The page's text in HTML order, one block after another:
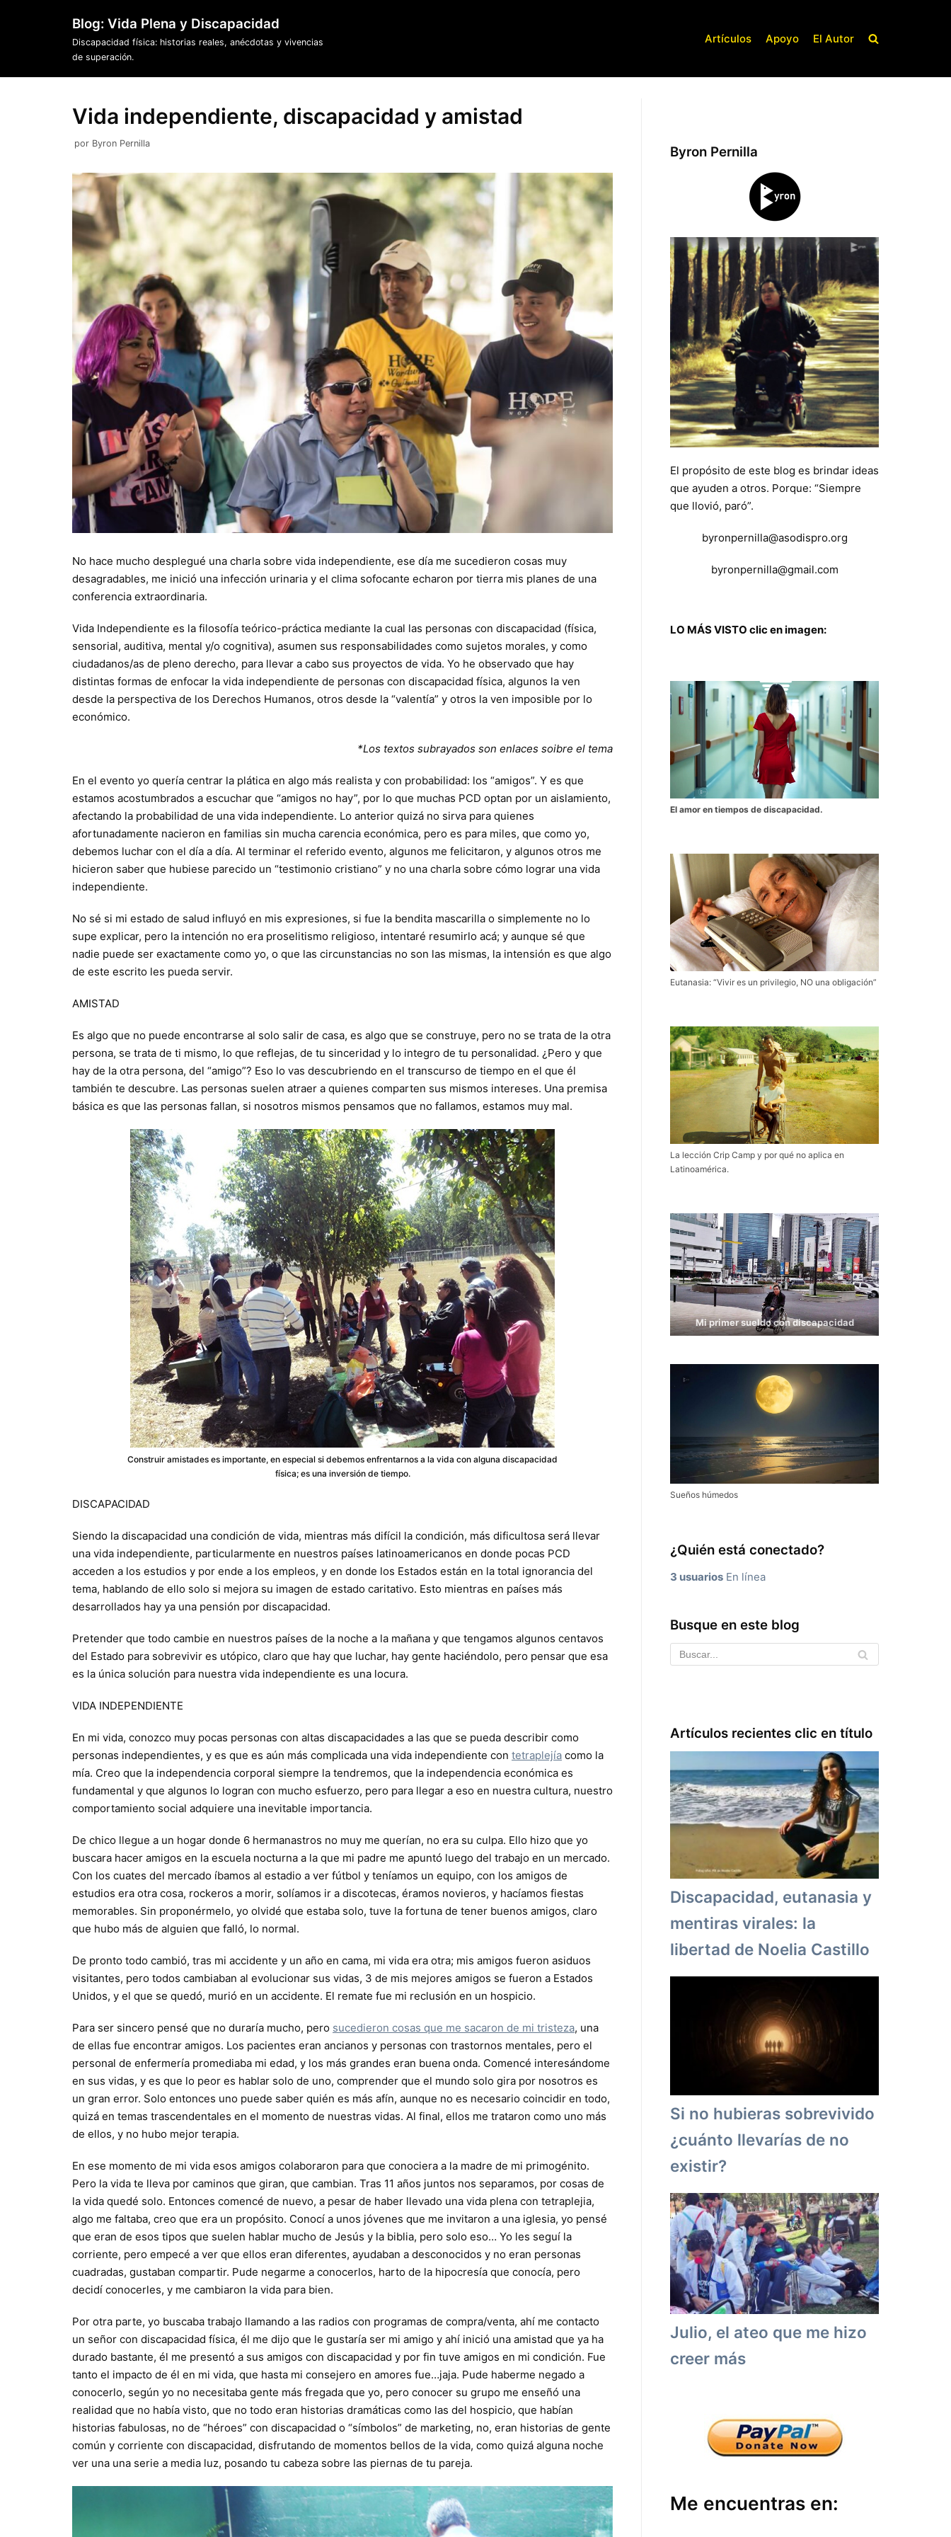
Blog: Vida Plena y Discapacidad
Discapacidad física: historias reales, anécdotas y vivencias
de superación.
Artículos Apoyo El Autor
Vida independiente, discapacidad y amistad
por Byron Pernilla
No hace mucho desplegué una charla sobre vida independiente, ese día me sucedieron cosas muy
desagradables, me inició una infección urinaria y el clima sofocante echaron por tierra mis planes de una
conferencia extraordinaria.
Vida Independiente es la filosofía teórico-práctica mediante la cual las personas con discapacidad (física,
sensorial, auditiva, mental y/o cognitiva), asumen sus responsabilidades como sujetos morales, y como
ciudadanos/as de pleno derecho, para llevar a cabo sus proyectos de vida. Yo he observado que hay
distintas formas de enfocar la vida independiente de personas con discapacidad física, algunos la ven
desde la perspectiva de los Derechos Humanos, otros desde la “valentía” y otros la ven imposible por lo
económico.
*Los textos subrayados son enlaces soibre el tema
En el evento yo quería centrar la plática en algo más realista y con probabilidad: los “amigos”. Y es que
estamos acostumbrados a escuchar que “amigos no hay”, por lo que muchas PCD optan por un aislamiento,
afectando la probabilidad de una vida independiente. Lo anterior quizá no sirva para quienes
afortunadamente nacieron en familias sin mucha carencia económica, pero es para miles, que como yo,
debemos luchar con el día a día. Al terminar el referido evento, algunos me felicitaron, y algunos otros me
hicieron saber que hubiese parecido un “testimonio cristiano” y no una charla sobre cómo lograr una vida
independiente.
No sé si mi estado de salud influyó en mis expresiones, si fue la bendita mascarilla o simplemente no lo
supe explicar, pero la intención no era proselitismo religioso, intentaré resumirlo acá; y aunque sé que
nadie puede ser exactamente como yo, o que las circunstancias no son las mismas, la intensión es que algo
de este escrito les pueda servir.
AMISTAD
Es algo que no puede encontrarse al solo salir de casa, es algo que se construye, pero no se trata de la otra
persona, se trata de ti mismo, lo que reflejas, de tu sinceridad y lo integro de tu personalidad. ¿Pero y que
hay de la otra persona, del “amigo”? Eso lo vas descubriendo en el transcurso de tiempo en el que él
también te descubre. Las personas suelen atraer a quienes comparten sus mismos intereses. Una premisa
básica es que las personas fallan, si nosotros mismos pensamos que no fallamos, estamos muy mal.
Construir amistades es importante, en especial si debemos enfrentarnos a la vida con alguna discapacidad
física; es una inversión de tiempo.
DISCAPACIDAD
Siendo la discapacidad una condición de vida, mientras más difícil la condición, más dificultosa será llevar
una vida independiente, particularmente en nuestros países latinoamericanos en donde pocas PCD
acceden a los estudios y por ende a los empleos, y en donde los Estados están en la total ignorancia del
tema, hablando de ello solo si mejora su imagen de estado caritativo. Esto mientras en países más
desarrollados hay ya una pensión por discapacidad.
Pretender que todo cambie en nuestros países de la noche a la mañana y que tengamos algunos centavos
del Estado para sobrevivir es utópico, claro que hay que luchar, hay gente haciéndolo, pero pensar que esa
es la única solución para nuestra vida independiente es una locura.
VIDA INDEPENDIENTE
En mi vida, conozco muy pocas personas con altas discapacidades a las que se pueda describir como
personas independientes, y es que es aún más complicada una vida independiente con tetraplejía como la
mía. Creo que la independencia corporal siempre la tendremos, que la independencia económica es
fundamental y que algunos lo logran con mucho esfuerzo, pero para llegar a eso en nuestra cultura, nuestro
comportamiento social adquiere una inevitable importancia.
De chico llegue a un hogar donde 6 hermanastros no muy me querían, no era su culpa. Ello hizo que yo
buscara hacer amigos en la escuela nocturna a la que mi padre me apuntó luego del trabajo en un mercado.
Con los cuates del mercado íbamos al estadio a ver fútbol y teníamos un equipo, con los amigos de
estudios era otra cosa, rockeros a morir, solíamos ir a discotecas, éramos novieros, y hacíamos fiestas
memorables. Sin proponérmelo, yo olvidé que estaba solo, tuve la fortuna de tener buenos amigos, claro
que hubo más de alguien que falló, lo normal.
De pronto todo cambió, tras mi accidente y un año en cama, mi vida era otra; mis amigos fueron asiduos
visitantes, pero todos cambiaban al evolucionar sus vidas, 3 de mis mejores amigos se fueron a Estados
Unidos, y el que se quedó, murió en un accidente. El remate fue mi reclusión en un hospicio.
Para ser sincero pensé que no duraría mucho, pero sucedieron cosas que me sacaron de mi tristeza, una
de ellas fue encontrar amigos. Los pacientes eran ancianos y personas con trastornos mentales, pero el
personal de enfermería promediaba mi edad, y los más grandes eran buena onda. Comencé interesándome
en sus vidas, y es que lo peor es hablar solo de uno, comprender que el mundo solo gira por nosotros es
un gran error. Solo entonces uno puede saber quién es más afín, aunque no es necesario coincidir en todo,
quizá en temas trascendentales en el momento de nuestras vidas. Al final, ellos me trataron como uno más
de ellos, y no hubo mejor terapia.
En ese momento de mi vida esos amigos colaboraron para que conociera a la madre de mi primogénito.
Pero la vida te lleva por caminos que giran, que cambian. Tras 11 años juntos nos separamos, por cosas de
la vida quedé solo. Entonces comencé de nuevo, a pesar de haber llevado una vida plena con tetraplejia,
algo me faltaba, creo que era un propósito. Conocí a unos jóvenes que me invitaron a una iglesia, yo pensé
que eran de esos tipos que suelen hablar mucho de Jesús y la biblia, pero solo eso… Yo les seguí la
corriente, pero empecé a ver que ellos eran diferentes, ayudaban a desconocidos y no eran personas
cuadradas, gustaban compartir. Pude negarme a conocerlos, harto de la hipocresía que conocía, pero
decidí conocerles, y me cambiaron la vida para bien.
Por otra parte, yo buscaba trabajo llamando a las radios con programas de compra/venta, ahí me contacto
un señor con discapacidad física, él me dijo que le gustaría ser mi amigo y ahí inició una amistad que ya ha
durado bastante, él me presentó a sus amigos con discapacidad y por fin tuve amigos en mi condición. Fue
tanto el impacto de él en mi vida, que hasta mi consejero en amores fue…jaja. Pude haberme negado a
conocerlo, según yo no necesitaba gente más fregada que yo, pero conocer su grupo me enseñó una
realidad que no había visto, que no todo eran historias dramáticas como las del hospicio, que habían
historias fabulosas, no de “héroes” con discapacidad o “símbolos” de marketing, no, eran historias de gente
común y corriente con discapacidad, disfrutando de momentos bellos de la vida, como quizá alguna noche
ver una una serie a media luz, posando tu cabeza sobre las piernas de tu pareja.
Byron Pernilla
El propósito de este blog es brindar ideas
que ayuden a otros. Porque: “Siempre
que llovió, paró”.
byronpernilla@asodispro.org
byronpernilla@gmail.com
LO MÁS VISTO clic en imagen:
El amor en tiempos de discapacidad.
Eutanasia: “Vivir es un privilegio, NO una obligación”
La lección Crip Camp y por qué no aplica en
Latinoamérica.
Mi primer sueldo con discapacidad
Sueños húmedos
¿Quién está conectado?
3 usuarios En línea
Busque en este blog
Artículos recientes clic en título
Discapacidad, eutanasia y
mentiras virales: la
libertad de Noelia Castillo
Si no hubieras sobrevivido
¿cuánto llevarías de no
existir?
Julio, el ateo que me hizo
creer más
Me encuentras en: